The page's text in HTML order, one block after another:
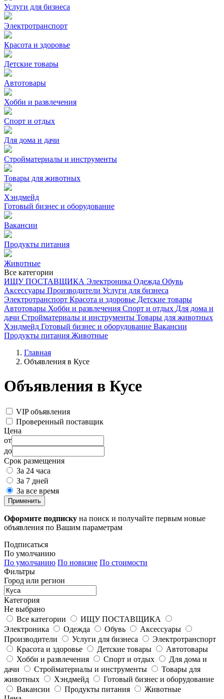
Услуги для бизнеса
Электротранспорт
Красота и здоровье
Детские товары
Автотовары
Хобби и развлечения
Спорт и отдых
Для дома и дачи
Стройматериалы и инструменты
Товары для животных
Хэндмейд
Готовый бизнес и оборудование
Вакансии
Продукты питания
Животные
Все категории
ИЩУ ПОСТАВЩИКА Электроника Одежда Обувь
Аксессуары Производители Услуги для бизнеса
Электротранспорт Красота и здоровье Детские товары
Автотовары Хобби и развлечения Спорт и отдых Для дома и
дачи Стройматериалы и инструменты Товары для животных
Хэндмейд Готовый бизнес и оборудование Вакансии
Продукты питания Животные
Главная
Объявления в Кусе
Объявления в Кусе
VIP объявления
Проверенный поставщик
Цена
от
до
Срок размещения
За 24 часа
За 7 дней
За все время
Применить
Оформите подписку на поиск и получайте первым новые
объявления по Вашим параметрам
Подписаться
По умолчанию
По умолчанию По новизне По стоимости
Фильтры
Город или регион
Категория
Не выбрано
Все категории
ИЩУ ПОСТАВЩИКА
Электроника
Одежда Обувь
Аксессуары
Производители
Услуги для бизнеса
Электротранспорт
Красота и здоровье
Детские товары
Автотовары
Хобби и развлечения
Спорт и отдых
Для дома и
дачи
Стройматериалы и инструменты
Товары для
животных
Хэндмейд
Готовый бизнес и оборудование
Вакансии
Продукты питания
Животные